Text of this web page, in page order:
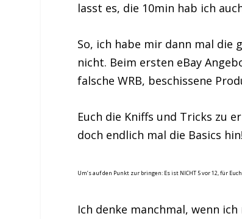
lasst es, die 10min hab ich
So, ich habe mir dann mal
nicht. Beim ersten eBay
falsche WRB, beschissene
Euch die Kniffs und Tricks zu
doch endlich mal die Basics hin!
Um’s auf den Punkt zur bringen: Es ist NICHT 5 vor 12, für
Ich denke manchmal, wenn